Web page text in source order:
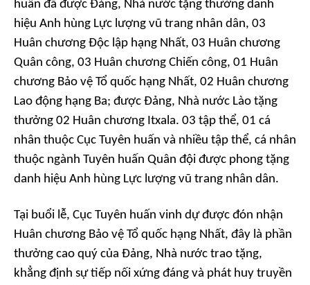
huấn đã được Đảng, Nhà nước tặng thưởng danh
hiệu Anh hùng Lực lượng vũ trang nhân dân, 03
Huân chương Độc lập hạng Nhất, 03 Huân chương
Quân công, 03 Huân chương Chiến công, 01 Huân
chương Bảo vệ Tổ quốc hạng Nhất, 02 Huân chương
Lao động hạng Ba; được Đảng, Nhà nước Lào tặng
thưởng 02 Huân chương Itxala. 03 tập thể, 01 cá
nhân thuộc Cục Tuyên huấn và nhiều tập thể, cá nhân
thuộc ngành Tuyên huấn Quân đội được phong tặng
danh hiệu Anh hùng Lực lượng vũ trang nhân dân.
Tại buổi lễ, Cục Tuyên huấn vinh dự được đón nhận
Huân chương Bảo vệ Tổ quốc hạng Nhất, đây là phần
thưởng cao quý của Đảng, Nhà nước trao tặng,
khẳng định sự tiếp nối xứng đáng và phát huy truyền